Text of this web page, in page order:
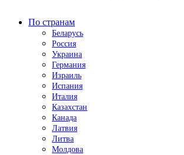
По странам
Беларусь
Россия
Украина
Германия
Израиль
Испания
Италия
Казахстан
Канада
Латвия
Литва
Молдова